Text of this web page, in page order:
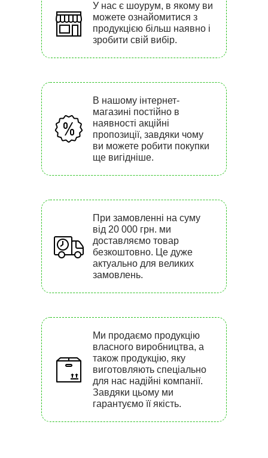
У нас є шоурум, в якому ви
можете ознайомитися з
продукцією більш наявно і
зробити свій вибір.
В нашому інтернет-
магазині постійно в
наявності акційні
пропозиції, завдяки чому
ви можете робити покупки
ще вигідніше.
При замовленні на суму
від 20 000 грн. ми
доставляємо товар
безкоштовно. Це дуже
актуально для великих
замовлень.
Ми продаємо продукцію
власного виробництва, а
також продукцію, яку
виготовляють спеціально
для нас надійні компанії.
Завдяки цьому ми
гарантуємо її якість.